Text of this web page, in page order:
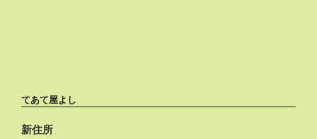
てあて屋よし
新住所